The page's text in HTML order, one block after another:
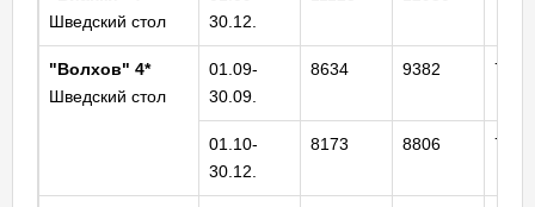
Шведский стол
30.12.
"Волхов" 4*
Шведский стол
01.09-
30.09.
8634 9382 7975
01.10-
30.12.
8173 8806 7975